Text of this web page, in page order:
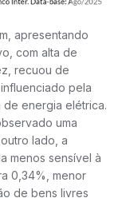
apresentando
com alta de
recuou de
pela
energia elétrica.
uma
lado, a
menos sensível à
0,34%, menor
de bens livres